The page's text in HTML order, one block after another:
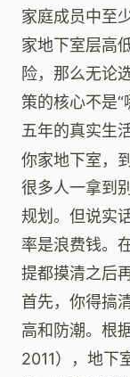
家庭成员中至
家地下室层高
险，那么无论
策的核心不是“
五年的真实生活
你家地下室，
很多人一拿到
规划。但说实
率是浪费钱。
提都摸清之后再
首先，你得搞
高和防潮。根
2011），地下